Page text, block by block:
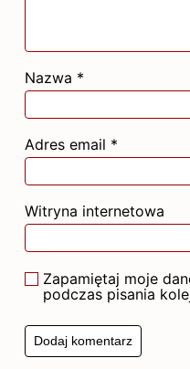
Nazwa *
Adres email *
Witryna internetowa
Zapamiętaj moje
podczas pisania